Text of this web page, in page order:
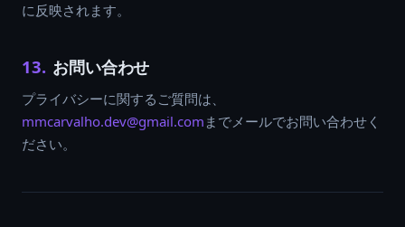
に反映されます。
13. お問い合わせ
プライバシーに関するご質問は、
mmcarvalho.dev@gmail.com までメールでお問い合わせく
ださい。